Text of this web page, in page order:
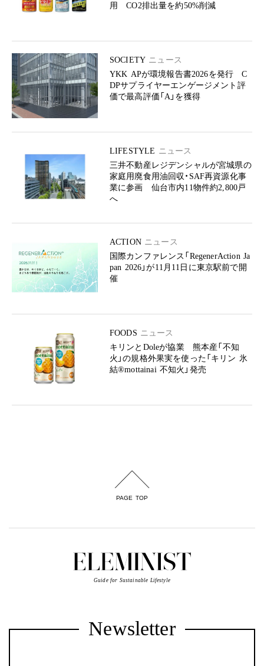
用 CO2排出量を約50%削減
SOCIETY ニュース
YKK APが環境報告書2026を発行 C
DPサプライヤーエンゲージメント評
価で最高評価「A」を獲得
LIFESTYLE ニュース
三井不動産レジデンシャルが宮城県の
家庭用廃食用油回収・SAF再資源化事
業に参画 仙台市内11物件約2,800戸
へ
ACTION ニュース
国際カンファレンス「RegenerAction Ja
pan 2026」が11月11日に東京駅前で開
催
FOODS ニュース
キリンとDoleが協業 熊本産「不知
火」の規格外果実を使った「キリン 氷
結®mottainai 不知火」発売
PAGE TOP
Guide for Sustainable Lifestyle
Newsletter